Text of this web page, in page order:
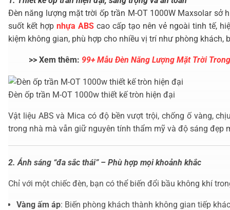
Đèn năng lượng mặt trời ốp trần M-OT 1000W Maxsolar sở
suốt kết hợp nhựa ABS cao cấp tạo nên vẻ ngoài tinh tế,
kiệm không gian, phù hợp cho nhiều vị trí như phòng khách,
>> Xem thêm: 99+ Mẫu Đèn Năng Lượng Mặt Trời
Đèn ốp trần M-OT 1000w thiết kế tròn hiện đại
Vật liệu ABS và Mica có độ bền vượt trội, chống ố vàng,
trong nhà mà vẫn giữ nguyên tính thẩm mỹ và độ sáng đẹp
2. Ánh sáng “đa sắc thái” – Phù hợp mọi khoảnh khắc
Chỉ với một chiếc đèn, bạn có thể biến đổi bầu không khí
Vàng ấm áp: Biến phòng khách thành không gian tiếp